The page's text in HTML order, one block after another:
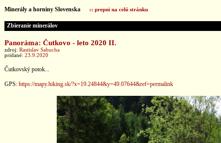
Minerály a horniny Slovenska :: prepni na celú stránku
Zbieranie minerálov
Panoráma: Čutkovo - leto 2020 II.
zdroj: Rastislav Sabucha
pridané: 23.9.2020
Čutkovský potok...
GPS: https://mapy.hiking.sk/?x=19.24844&y=49.07644&ref=permalink